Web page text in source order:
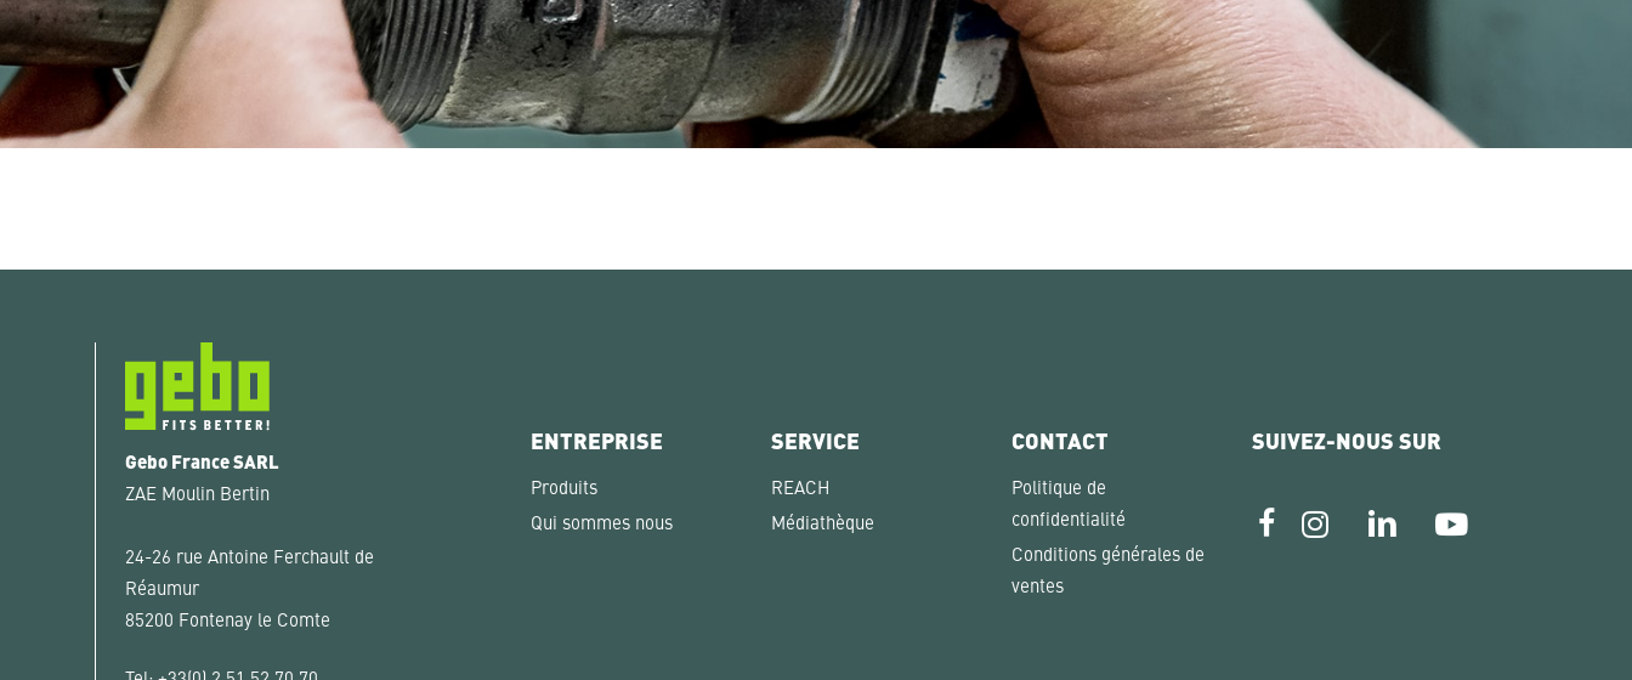
Gebo France SARL
ZAE Moulin Bertin
24-26 rue Antoine Ferchault de
Réaumur
85200 Fontenay le Comte
ENTREPRISE
Produits
Qui sommes nous
SERVICE
REACH
Médiathèque
CONTACT
Politique de
confidentialité
Conditions générales de
ventes
SUIVEZ-NOUS SUR